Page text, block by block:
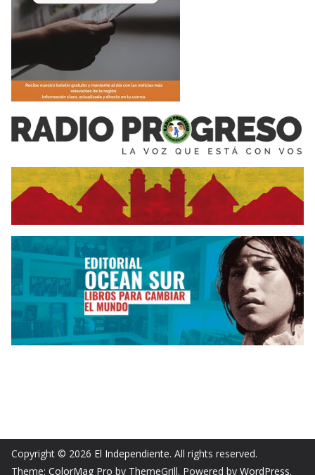
Copyright © 2026 El Independiente. All rights reserved.
Theme: ColorMag Pro by ThemeGrill. Powered by WordPress.